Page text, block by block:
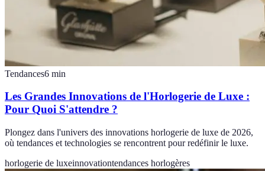
Tendances6 min
Les Grandes Innovations de l'Horlogerie de Luxe :
Pour Quoi S'attendre ?
Plongez dans l'univers des innovations horlogerie de luxe de 2026,
où tendances et technologies se rencontrent pour redéfinir le luxe.
horlogerie de luxeinnovationtendances horlogères